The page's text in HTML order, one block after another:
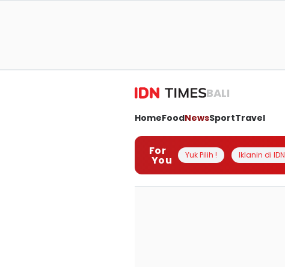
BALI
HomeFoodNewsSportTravel
For
You Yuk Pilih ! Iklanin di IDN